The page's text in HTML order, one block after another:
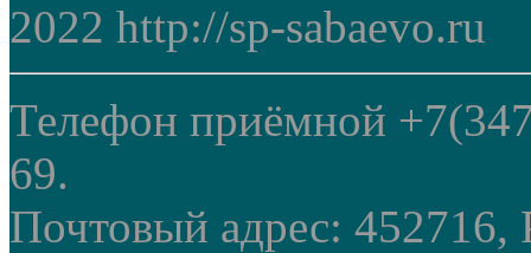
2022 http://sp-sabaevo.ru
Телефон приёмной
69.
Почтовый адрес: 452716,